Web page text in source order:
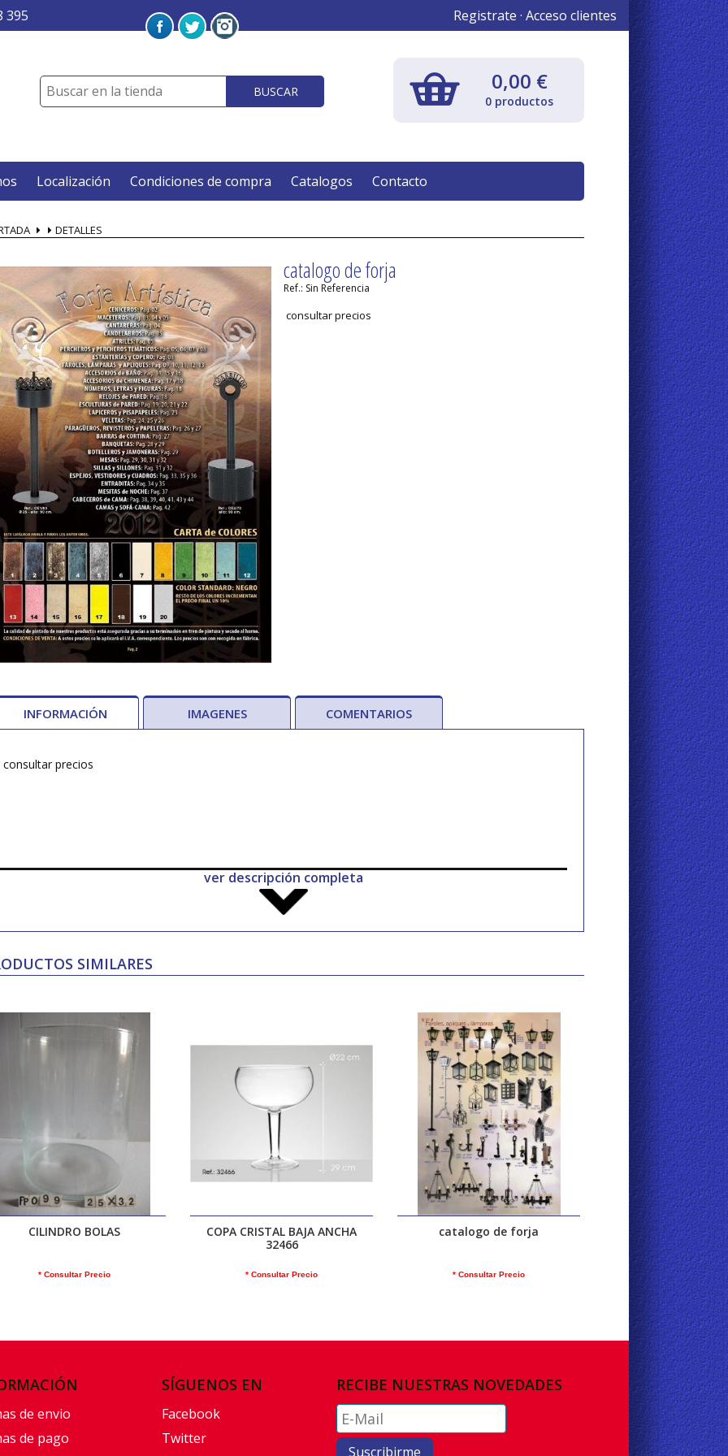
395 Registrate · Acceso clientes
BUSCAR 0,00 €
0 productos
Localización Condiciones de compra Catalogos Contacto
DETALLES
catalogo de forja
Ref.: Sin Referencia
consultar precios
INFORMACIÓN IMAGENES COMENTARIOS
consultar precios
ver descripción completa
SIMILARES
CILINDRO BOLAS
* Consultar Precio
COPA CRISTAL BAJA ANCHA
32466
* Consultar Precio
catalogo de forja
* Consultar Precio
de envio
de pago
SÍGUENOS EN
Facebook
Twitter
RECIBE NUESTRAS NOVEDADES
Suscribirme